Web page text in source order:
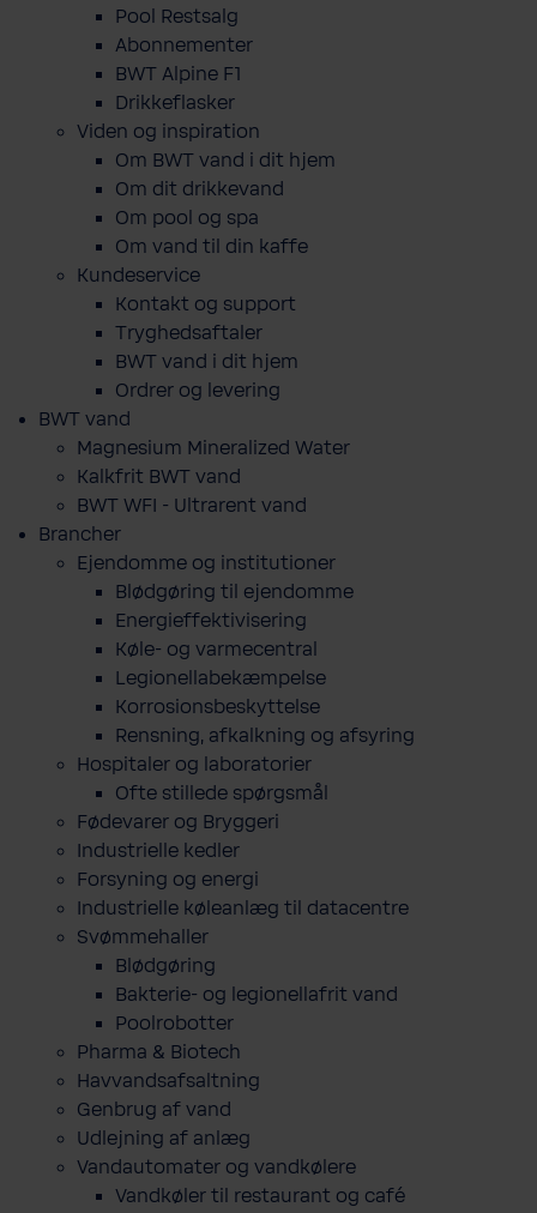
Pool Restsalg
Abonnementer
BWT Alpine F1
Drikkeflasker
Viden og inspiration
Om BWT vand i dit hjem
Om dit drikkevand
Om pool og spa
Om vand til din kaffe
Kundeservice
Kontakt og support
Tryghedsaftaler
BWT vand i dit hjem
Ordrer og levering
BWT vand
Magnesium Mineralized Water
Kalkfrit BWT vand
BWT WFI - Ultrarent vand
Brancher
Ejendomme og institutioner
Blødgøring til ejendomme
Energieffektivisering
Køle- og varmecentral
Legionellabekæmpelse
Korrosionsbeskyttelse
Rensning, afkalkning og afsyring
Hospitaler og laboratorier
Ofte stillede spørgsmål
Fødevarer og Bryggeri
Industrielle kedler
Forsyning og energi
Industrielle køleanlæg til datacentre
Svømmehaller
Blødgøring
Bakterie- og legionellafrit vand
Poolrobotter
Pharma & Biotech
Havvandsafsaltning
Genbrug af vand
Udlejning af anlæg
Vandautomater og vandkølere
Vandkøler til restaurant og café